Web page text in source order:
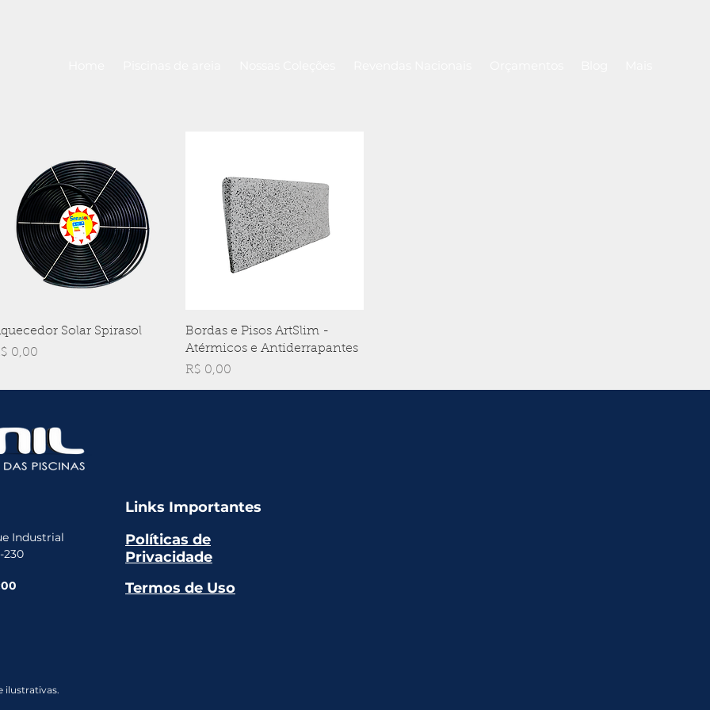
Visualização rápida
Solar Spirasol
0,00
Visualização rápida
Bordas e Pisos ArtSlim -
Atérmicos e Antiderrapantes
Preço
R$ 0,00
Industrial
230
ilustrativas.
Links Importantes
Políticas de
Privacidade
Termos de Uso